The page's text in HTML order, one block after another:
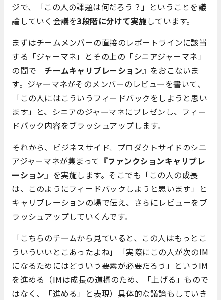
ジで、「この人の課題は何だろう？」ということを議
論していく会議を3段階に分けて実施しています。
まずはチームメンバーの直接のレポートラインに該当
する「ジャーマネ」とその上の「シニアジャーマネ」
の間で『チームキャリブレーション』をおこないま
す。ジャーマネがそのメンバーのレビューを書いて、
「この人にはこういうフィードバックをしようと思い
ます」と、シニアのジャーマネにプレゼンし、フィー
ドバック内容をブラッシュアップします。
それから、ビジネスサイド、プロダクトサイドのシニ
アジャーマネが集まって『ファンクションキャリブレ
ーション』を実施します。そこでも「この人の成長
は、このようにフィードバックしようと思います」と
キャリブレーションの場で伝え、さらにレビューをブ
ラッシュアップしていくんです。
「こちらのチームから見ていると、この人はもっとこ
ういういいとこあったよね」「実際にこの人が次のIM
になるためにはどういう要素が必要だろう」というIM
を進める（IMは成長の道標のため、「上げる」もので
はなく、「進める」と表現）具体的な議論もしていき